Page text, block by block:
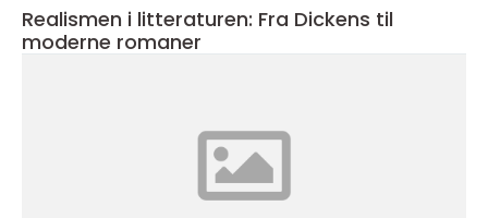
Realismen i litteraturen: Fra Dickens til
moderne romaner